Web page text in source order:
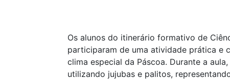
Os alunos do itinerário formativo de
participaram de uma atividade prática e
clima especial da Páscoa. Durante a
utilizando jujubas e palitos,